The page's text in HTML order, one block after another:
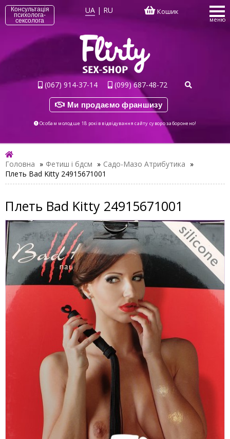
Консультація
психолога-
сексолога
UA | RU Кошик
меню
(067) 914-37-14 (099) 687-48-72
Ми продаємо франшизу
Особам молодше 18 років відвідування сайту суворо заборонено!
Головна » Фетиш і бдсм » Садо-Мазо Атрибутика »
Плеть Bad Kitty 24915671001
Плеть Bad Kitty 24915671001